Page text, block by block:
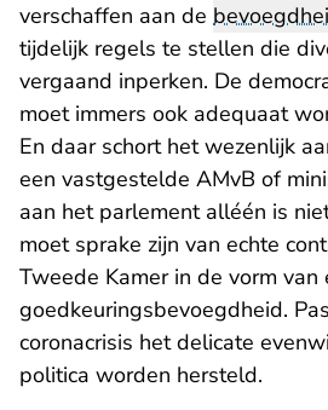
verschaffen aan de
tijdelijk regels te stellen die
vergaand inperken. De
moet immers ook adequaat
En daar schort het wezenlijk
een vastgestelde AMvB of
aan het parlement alléén is
moet sprake zijn van echte
Tweede Kamer in de vorm van
goedkeuringsbevoegdheid.
coronacrisis het delicate
politica worden hersteld.